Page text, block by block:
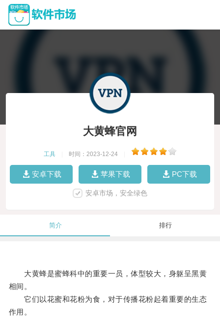
大黄蜂官网
工具 时间：2023-12-24
安卓下载 苹果下载 PC下载
安卓市场，安全绿色
简介 排行
大黄蜂是蜜蜂科中的重要一员，体型较大，身躯呈黑黄
相间。
它们以花蜜和花粉为食，对于传播花粉起着重要的生态
作用。